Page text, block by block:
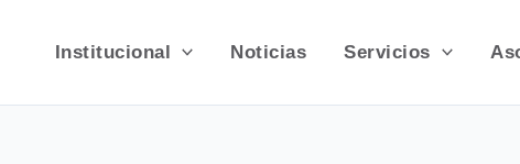
Institucional Noticias Servicios